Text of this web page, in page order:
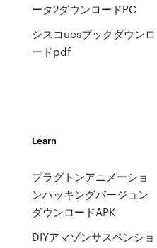
ータ2ダウンロードPC
シスコucsブックダウンロ
ードpdf
Learn
プラグトンアニメーショ
ンハッキングバージョン
ダウンロードAPK
DIYアマゾンサスペンショ